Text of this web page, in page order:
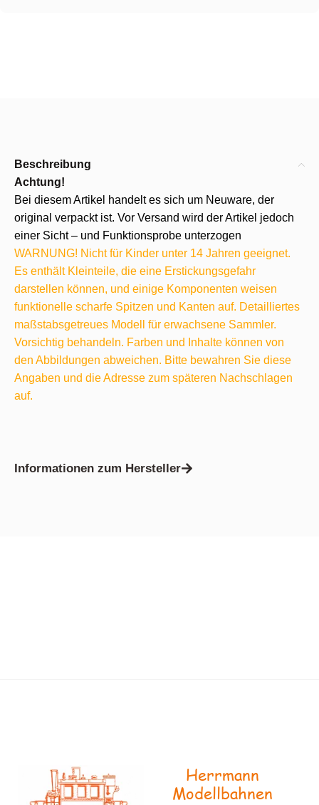
Beschreibung
Achtung!
Bei diesem Artikel handelt es sich um Neuware, der
original verpackt ist. Vor Versand wird der Artikel jedoch
einer Sicht – und Funktionsprobe unterzogen
WARNUNG! Nicht für Kinder unter 14 Jahren geeignet.
Es enthält Kleinteile, die eine Erstickungsgefahr
darstellen können, und einige Komponenten weisen
funktionelle scharfe Spitzen und Kanten auf. Detailliertes
maßstabsgetreues Modell für erwachsene Sammler.
Vorsichtig behandeln. Farben und Inhalte können von
den Abbildungen abweichen. Bitte bewahren Sie diese
Angaben und die Adresse zum späteren Nachschlagen
auf.
Informationen zum Hersteller
Herrmann
Modellbahnen